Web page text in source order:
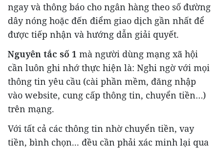
ngay và thông báo cho ngân hàng theo số đường
dây nóng hoặc đến điểm giao dịch gần nhất để
được tiếp nhận và hướng dẫn giải quyết.
Nguyên tắc số 1 mà người dùng mạng xã hội
cần luôn ghi nhớ thực hiện là: Nghi ngờ với mọi
thông tin yêu cầu (cài phần mềm, đăng nhập
vào website, cung cấp thông tin, chuyển tiền…)
trên mạng.
Với tất cả các thông tin nhờ chuyển tiền, vay
tiền, bình chọn... đều cần phải xác minh lại qua